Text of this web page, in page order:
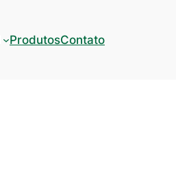
ProdutosContato